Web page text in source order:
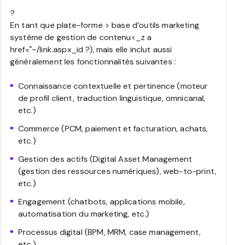
?
En tant que plate-forme > base d’outils marketing
système de gestion de contenu<_z a
href="~/link.aspx_id ?), mais elle inclut aussi
généralement les fonctionnalités suivantes :
Connaissance contextuelle et pertinence (moteur
de profil client, traduction linguistique, omnicanal,
etc.)
Commerce (PCM, paiement et facturation, achats,
etc.)
Gestion des actifs (Digital Asset Management
(gestion des ressources numériques), web-to-print,
etc.)
Engagement (chatbots, applications mobile,
automatisation du marketing, etc.)
Processus digital (BPM, MRM, case management,